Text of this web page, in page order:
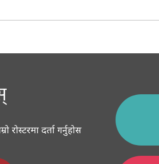
दर्ता गर्नुहोस